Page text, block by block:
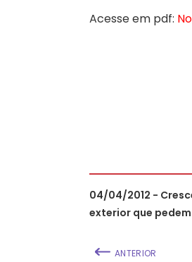
Acesse em pdf:
04/04/2012 -
exterior que
ANTERIOR